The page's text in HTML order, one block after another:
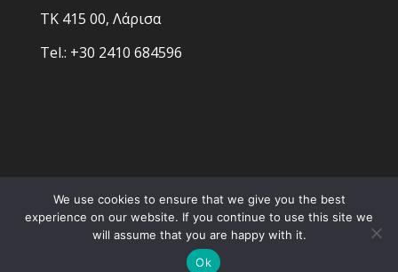
ΤΚ 415 00, Λάρισα
Tel.: +30 2410 684596
Σχεδιάστηκε απόElegant Themes
Υποστηρίζεται από
We use cookies to ensure that we give you the best
experience on our website. If you continue to use this site we
will assume that you are happy with it.
Ok